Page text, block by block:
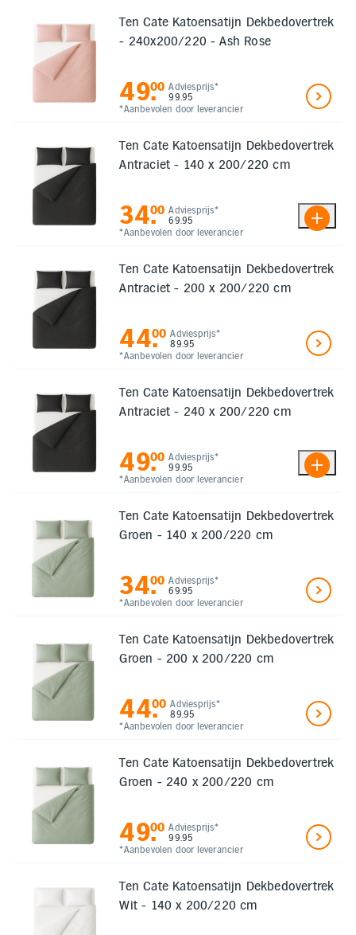
Ten Cate Katoensatijn Dekbedovertrek
- 240x200/220 - Ash Rose
Adviesprijs*
99.95
*Aanbevolen door leverancier
49.
00
Ten Cate Katoensatijn Dekbedovertrek
Antraciet - 140 x 200/220 cm
Adviesprijs*
69.95
*Aanbevolen door leverancier
34.
00
Ten Cate Katoensatijn Dekbedovertrek
Antraciet - 200 x 200/220 cm
Adviesprijs*
89.95
*Aanbevolen door leverancier
44.
00
Ten Cate Katoensatijn Dekbedovertrek
Antraciet - 240 x 200/220 cm
Adviesprijs*
99.95
*Aanbevolen door leverancier
49.
00
Ten Cate Katoensatijn Dekbedovertrek
Groen - 140 x 200/220 cm
Adviesprijs*
69.95
*Aanbevolen door leverancier
34.
00
Ten Cate Katoensatijn Dekbedovertrek
Groen - 200 x 200/220 cm
Adviesprijs*
89.95
*Aanbevolen door leverancier
44.
00
Ten Cate Katoensatijn Dekbedovertrek
Groen - 240 x 200/220 cm
Adviesprijs*
99.95
*Aanbevolen door leverancier
49.
00
Ten Cate Katoensatijn Dekbedovertrek
Wit - 140 x 200/220 cm